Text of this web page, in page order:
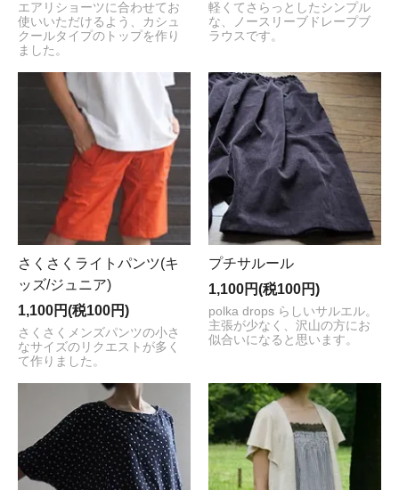
エアリショーツに合わせてお
使いいただけるよう、カシュ
クールタイプのトップを作り
ました。
軽くてさらっとしたシンプル
な、ノースリーブドレープブ
ラウスです。
さくさくライトパンツ(キ
ッズ/ジュニア)
1,100円(税100円)
さくさくメンズパンツの小さ
なサイズのリクエストが多く
て作りました。
プチサルール
1,100円(税100円)
polka drops らしいサルエル。
主張が少なく、沢山の方にお
似合いになると思います。